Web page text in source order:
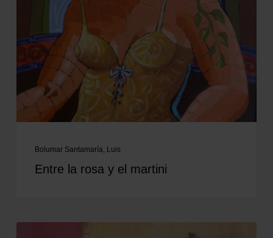
Bolumar Santamaría, Luis
Entre la rosa y el martini